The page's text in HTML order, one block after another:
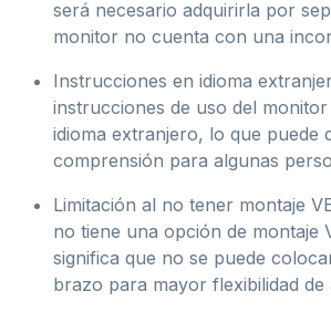
será necesario adquirirla por
monitor no cuenta con una
Instrucciones en idioma
instrucciones de uso del
idioma extranjero, lo que puede
comprensión para algunas
Limitación al no tener montaje
no tiene una opción de montaje
significa que no se puede
brazo para mayor flexibilidad de